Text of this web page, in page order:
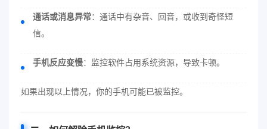
通话或消息异常：通话中有杂音、回音，或收到奇怪短
信。
手机反应变慢：监控软件占用系统资源，导致卡顿。
如果出现以上情况，你的手机可能已被监控。